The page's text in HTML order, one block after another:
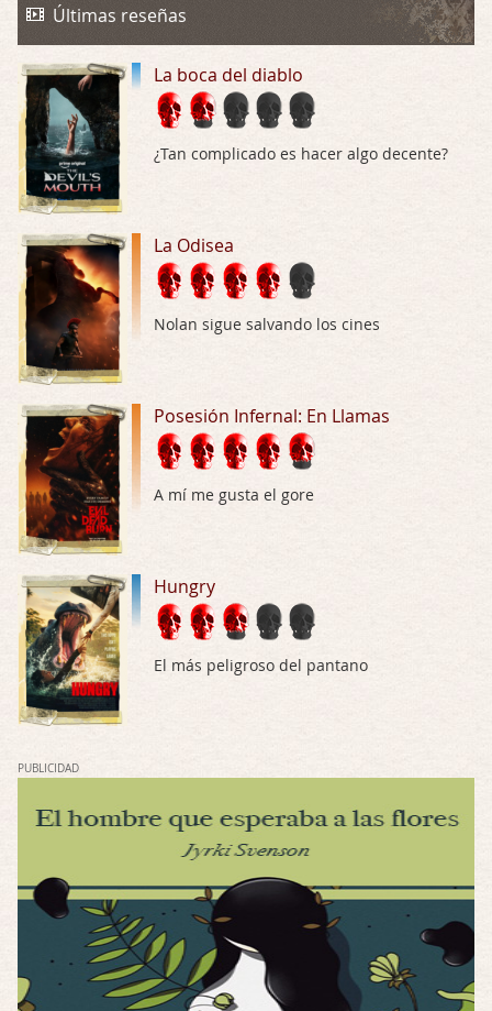
Por: Draghann
Trance
Por: Luar
El señor de las moscas
Por: Luar
Hungry
Por: Croc
Para entretenerte un domingo por la tarde …
Las 10 películas gore de Almas Oscuras
Por: JORDI CRUYFF
Possession
Por: Chupasangre
Mi opinión en su día. Su duracion me ha …
El eslabón podrido
Por: Luar
Possession
Por: FrancHis
Por: FrancHis
Yo justo fui a verla ayer al cine y la ver …
Por encima de tu cadáver
Por: Luar
Interesante cuando avanza, le falta algo d …
Por encima de tu cadáver
Últimas reseñas
La boca del diablo
¿Tan complicado es hacer algo decente?
La Odisea
Nolan sigue salvando los cines
Posesión Infernal: En Llamas
A mí me gusta el gore
Hungry
El más peligroso del pantano
PUBLICIDAD